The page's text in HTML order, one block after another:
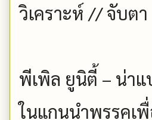
วิเคราะห์ // จับต
พีเพิล ยูนิตี้ – น่า
ในแกนนำพรรคเ